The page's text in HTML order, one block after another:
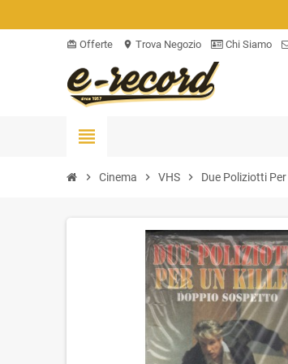
card_giftcard Offerte location_on Trova Negozio Chi Siamo
view_headline
chevron_right Cinema chevron_right VHS chevron_right Due Poliziotti